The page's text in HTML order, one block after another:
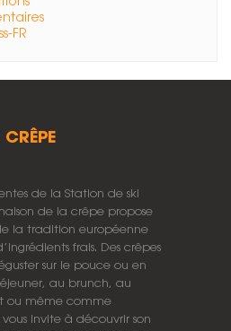
FR
de la Station de ski
de la crêpe propose
la tradition européenne
frais. Des crêpes
sur le pouce ou en
au brunch, au
ou même comme
invite à découvrir son